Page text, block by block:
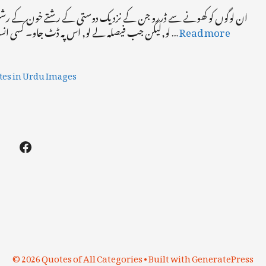
ان لوگوں کو کھونے سے ڈررو جن کے نزدیک دوستی کے رشتےخون کے
لو,لیکن جب فیصلہ لے لو, اس پہ ڈٹ جاو۔ کسی انسان کو دکھ دینا اتنا آسان ہے جتنا سمندر میں پتھر پھینکنا مگر یہ کوئی نہی جانتا …Read more
in Urdu Images
Facebook
© 2026 Quotes of All Categories• Built withGeneratePress